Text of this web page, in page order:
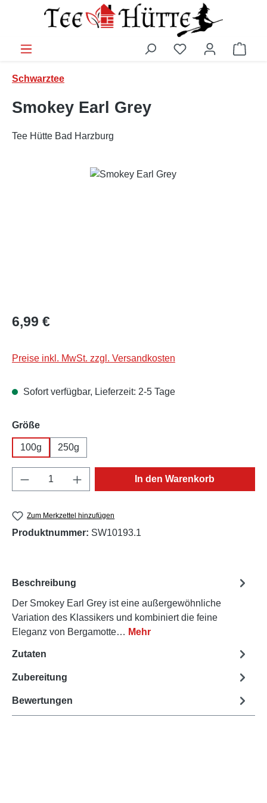
Zum Hauptinhalt springen
Schwarztee
Smokey Earl Grey
Tee Hütte Bad Harzburg
Bildergalerie überspringen
Regulärer Preis:
6,99 €
Preise inkl. MwSt. zzgl. Versandkosten
Sofort verfügbar, Lieferzeit: 2-5 Tage
Größeauswählen
100g 250g
Produkt Anzahl: Gib den gewünschten
In den Warenkorb
Zum Merkzettel hinzufügen
Produktnummer: SW10193.1
Beschreibung
Der Smokey Earl Grey ist eine außergewöhnliche
Variation des Klassikers und kombiniert die feine
Eleganz von Bergamotte… Mehr
Zutaten
Zubereitung
Bewertungen